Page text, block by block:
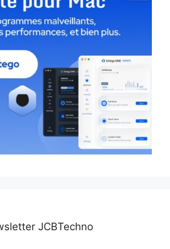
JCBTechno